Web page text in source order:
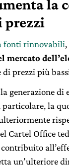
la
prezzi
fonti rinnovabili
mercato
prezzi più
generazione di
la
Cartel Office
un’ulteriore